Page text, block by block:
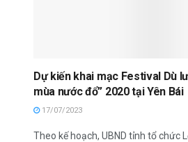
Dự kiến khai mạc Festival Dù
mùa nước đổ” 2020 tại Yên Bái
17/07/2023
Theo kế hoạch, UBND tỉnh tổ chức